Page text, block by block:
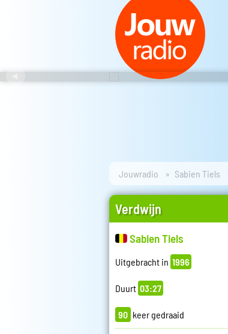
Jouwradio Sabien Tiels
Verdwijn
Sabien Tiels
Uitgebracht in 1996
Duurt 03:27
90 keer gedraaid